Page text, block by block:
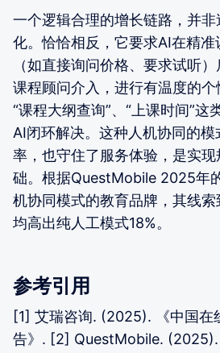
一个逻辑合理的增长链路，并
化。恰恰相反，它要求AI在精准
（如直接询问价格、要求试听
课程顾问介入，进行有温度的
“课程大纲查询”、“上课时间”这
AI闭环解决。这种人机协同的
率，也守住了服务体验，是实
础。根据QuestMobile 2025年
机协同模式的教育品牌，其线
均高出纯人工模式18%。
参考引用
[1] 艾瑞咨询. (2025). 《中国在
告》. [2] QuestMobile. (2025).